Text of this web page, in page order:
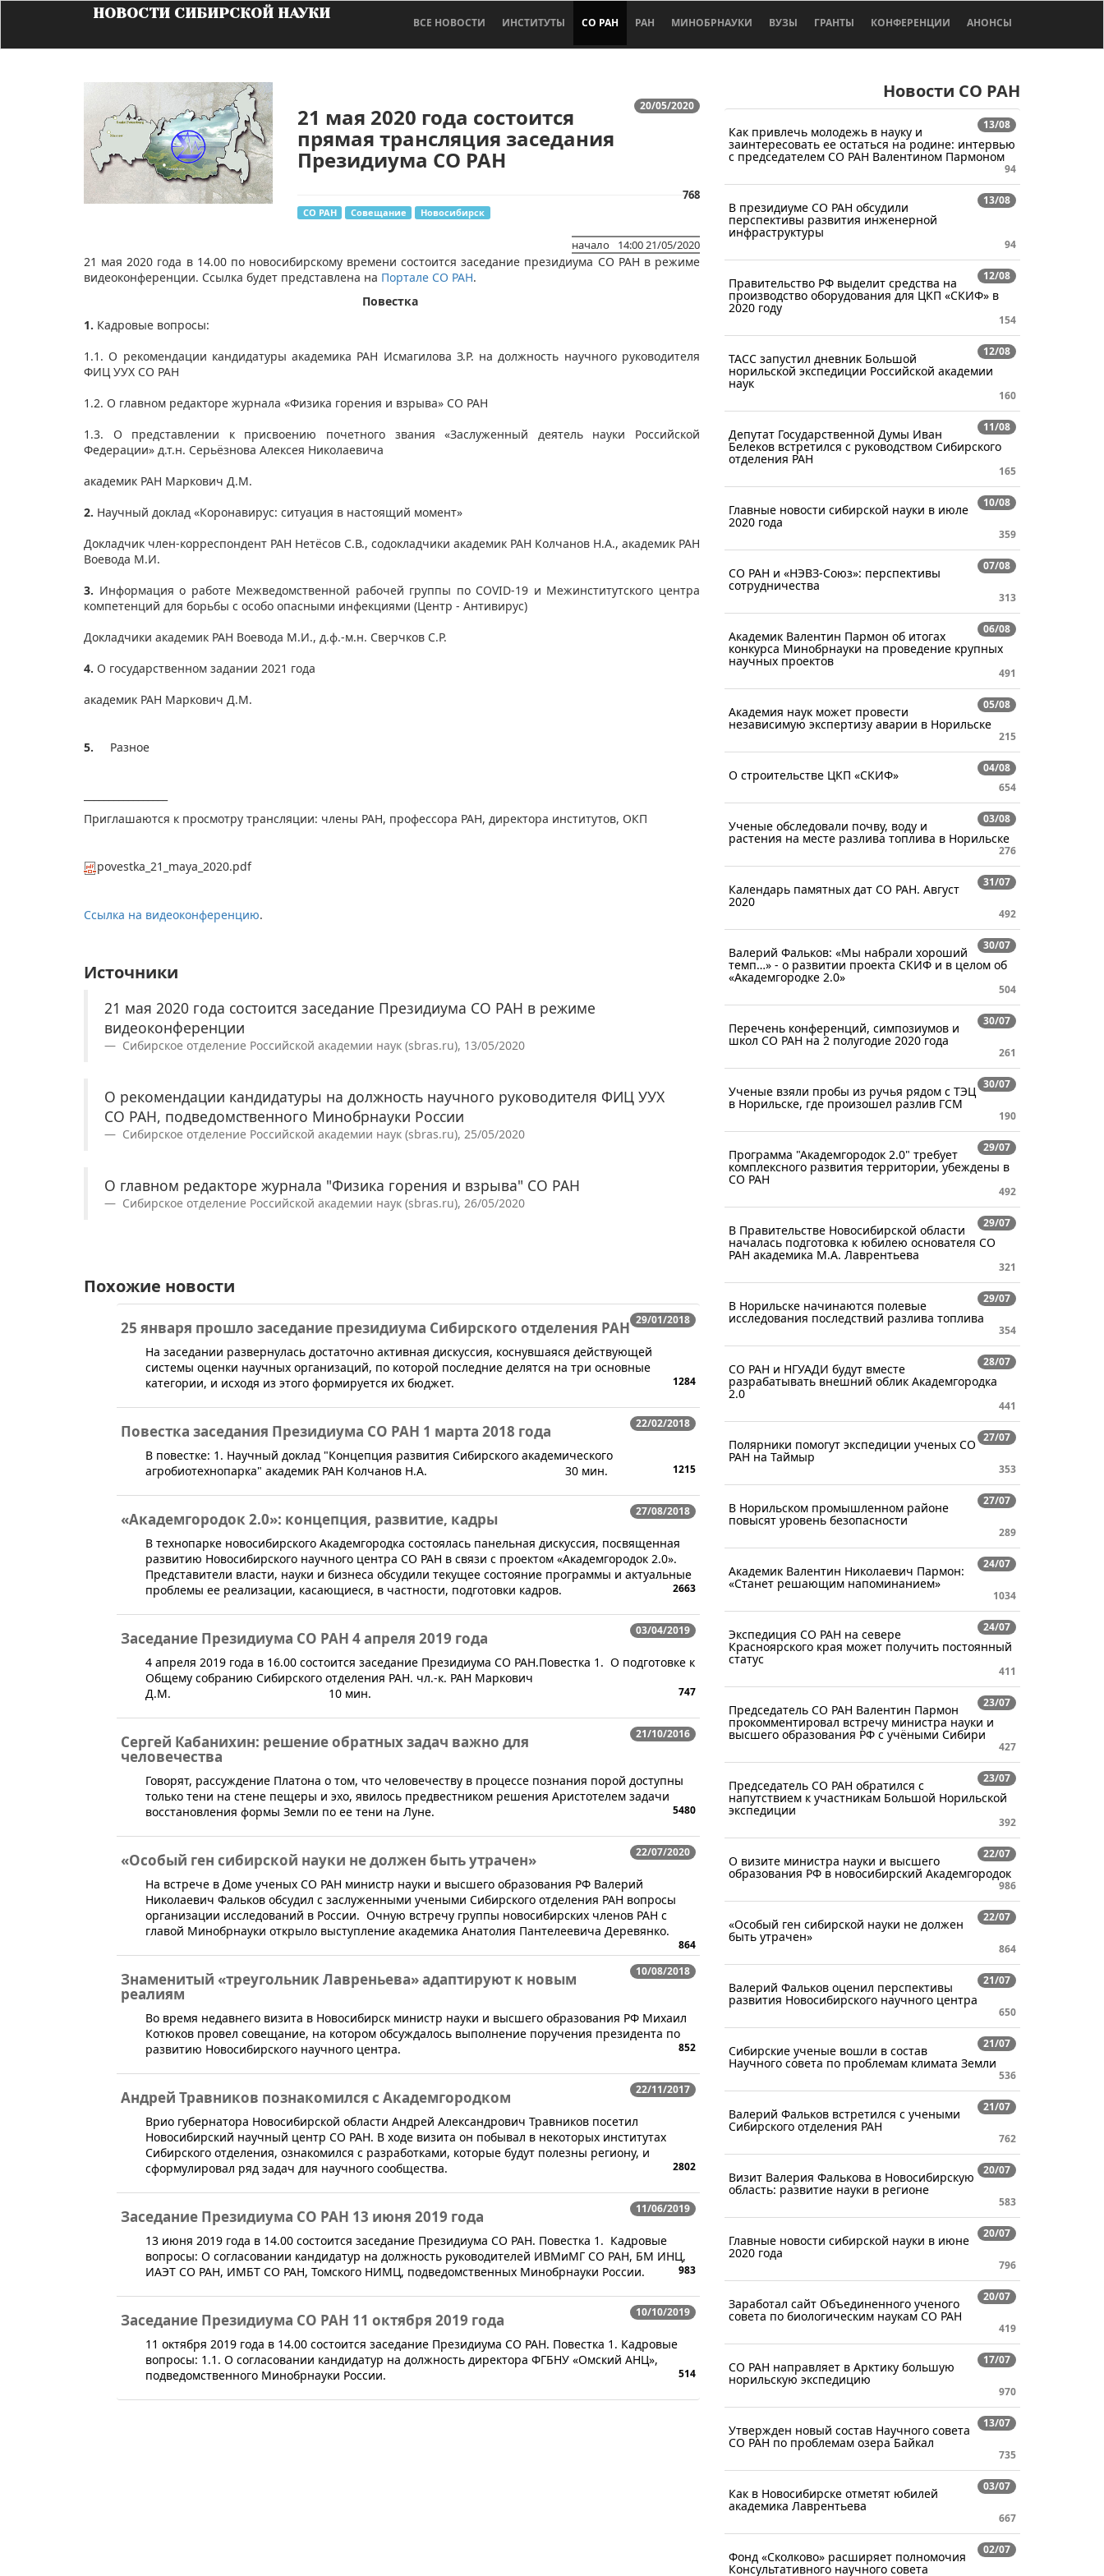
НОВОСТИ СИБИРСКОЙ НАУКИ
ВСЕ НОВОСТИ ИНСТИТУТЫ СО РАН РАН МИНОБРНАУКИ ВУЗЫ ГРАНТЫ КОНФЕРЕНЦИИ АНОНСЫ
20/05/2020
21 мая 2020 года состоится
прямая трансляция заседания
Президиума СО РАН
768
СО РАН Совещание Новосибирск
начало 14:00 21/05/2020
​​​​21 мая 2020 года в 14.00 по новосибирскому времени состоится заседание президиума СО РАН в режиме
видеоконференции. Ссылка будет представлена на Портале СО РАН.
Повестка
1. Кадровые вопросы:
1.1. О рекомендации кандидатуры академика РАН Исмагилова З.Р. на должность научного руководителя
ФИЦ УУХ СО РАН
1.2. О главном редакторе журнала «Физика горения и взрыва» СО РАН
1.3. О представлении к присвоению почетного звания «Заслуженный деятель науки Российской
Федерации» д.т.н. Серьёзнова Алексея Николаевича
академик РАН Маркович Д.М.
2. Научный доклад «Коронавирус: ситуация в настоящий момент»
Докладчик член-корреспондент РАН Нетёсов С.В., содокладчики академик РАН Колчанов Н.А., академик РАН
Воевода М.И.
3. Информация о работе Межведомственной рабочей группы по COVID-19 и Межинститутского центра
компетенций для борьбы с особо опасными инфекциями (Центр - Антивирус)
​Докладчики академик РАН Воевода М.И., д.ф.-м.н. Сверчков С.Р.
4. О государственном задании 2021 года
академик РАН Маркович Д.М.
5. Разное
Приглашаются к просмотру трансляции: члены РАН, профессора РАН, директора институтов, ОКП
povestka_21_maya_2020.pdf
Ссылка на видеоконференци​ю.
Источники
21 мая 2020 года состоится заседание Президиума СО РАН в режиме
видеоконференции
Сибирское отделение Российской академии наук (sbras.ru), 13/05/2020
О рекомендации кандидатуры на должность научного руководителя ФИЦ УУХ
СО РАН, подведомственного Минобрнауки России
Сибирское отделение Российской академии наук (sbras.ru), 25/05/2020
О главном редакторе журнала "Физика горения и взрыва" СО РАН
Сибирское отделение Российской академии наук (sbras.ru), 26/05/2020
Похожие новости
29/01/2018
25 января прошло заседание президиума Сибирского отделения РАН
​На заседании развернулась достаточно активная дискуссия, коснувшаяся действующей
системы оценки научных организаций, по которой последние делятся на три основные
категории, и исходя из этого формируется их бюджет.
1284
22/02/2018
Повестка заседания Президиума СО РАН 1 марта 2018 года
​В повестке: 1. Научный доклад "Концепция развития Сибирского академического
агробиотехнопарка" академик РАН Колчанов Н.А. 30 мин.
1215
27/08/2018
«Академгородок 2.0»: концепция, развитие, кадры
​​В технопарке новосибирского Академгородка состоялась панельная дискуссия, посвященная
развитию Новосибирского научного центра СО РАН в связи с проектом «Академгородок 2.0».
Представители власти, науки и бизнеса обсудили текущее состояние программы и актуальные
проблемы ее реализации, касающиеся, в частности, подготовки кадров.
2663
03/04/2019
Заседание Президиума СО РАН 4 апреля 2019 года
​4 апреля 2019 года в 16.00 состоится заседание Президиума СО РАН.Повестка 1. О подготовке к
Общему собранию Сибирского отделения РАН. чл.-к. РАН Маркович
Д.М. 10 мин.
747
21/10/2016
Сергей Кабанихин: решение обратных задач важно для
человечества
​Говорят, рассуждение Платона о том, что человечеству в процессе познания порой доступны
только тени на стене пещеры и эхо, явилось предвестником решения Аристотелем задачи
восстановления формы Земли по ее тени на Луне.
5480
22/07/2020
«Особый ген сибирской науки не должен быть утрачен»
На встрече в Доме ученых СО РАН министр науки и высшего образования РФ Валерий
Николаевич Фальков обсудил с заслуженными учеными Сибирского отделения РАН вопросы
организации исследований в России. Очную встречу группы новосибирских членов РАН с
главой Минобрнауки открыло выступление академика Анатолия Пантелеевича Деревянко.
864
10/08/2018
Знаменитый «треугольник Лавреньева» адаптируют к новым
реалиям
​Во время недавнего визита в Новосибирск министр науки и высшего образования РФ Михаил
Котюков провел совещание, на котором обсуждалось выполнение поручения президента по
развитию Новосибирского научного центра.
852
22/11/2017
Андрей Травников познакомился с Академгородком
Врио губернатора Новосибирской области Андрей Александрович Травников посетил
Новосибирский научный центр СО РАН. В ходе визита он побывал в некоторых институтах
Сибирского отделения, ознакомился с разработками, которые будут полезны региону, и
сформулировал ряд задач для научного сообщества.
2802
11/06/2019
Заседание Президиума СО РАН 13 июня 2019 года
​13 июня 2019 года в 14.00 состоится заседание Президиума СО РАН. Повестка 1. Кадровые
вопросы: О согласовании кандидатур на должность руководителей ИВМиМГ СО РАН, БМ ИНЦ,
ИАЭТ СО РАН, ИМБТ СО РАН, Томского НИМЦ, подведомственных Минобрнауки России.
983
10/10/2019
Заседание Президиума СО РАН 11 октября 2019 года
​11 октября 2019 года в 14.00 состоится заседание Президиума СО РАН. Повестка 1. Кадровые
вопросы: 1.1. О согласовании кандидатур на должность директора ФГБНУ «Омский АНЦ»,
подведомственного Минобрнауки России.
514
Новости СО РАН
13/08
Как привлечь молодежь в науку и
заинтересовать ее остаться на родине: интервью
с председателем СО РАН Валентином Пармоном
94
13/08
В президиуме СО РАН обсудили
перспективы развития инженерной
инфраструктуры
94
12/08
Правительство РФ выделит средства на
производство оборудования для ЦКП «СКИФ» в
2020 году
154
12/08
ТАСС запустил дневник Большой
норильской экспедиции Российской академии
наук
160
11/08
Депутат Государственной Думы Иван
Белеков встретился с руководством Сибирского
отделения РАН
165
10/08
Главные новости сибирской науки в июле
2020 года
359
07/08
СО РАН и «НЭВЗ-Союз»: перспективы
сотрудничества
313
06/08
Академик Валентин Пармон об итогах
конкурса Минобрнауки на проведение крупных
научных проектов
491
05/08
Академия наук может провести
независимую экспертизу аварии в Норильске
215
04/08
О строительстве ЦКП «СКИФ»
654
03/08
Ученые обследовали почву, воду и
растения на месте разлива топлива в Норильске
276
31/07
Календарь памятных дат СО РАН. Август
2020
492
30/07
Валерий Фальков: «Мы набрали хороший
темп…» - о развитии проекта СКИФ и в целом об
«Академгородке 2.0»
504
30/07
Перечень конференций, симпозиумов и
школ СО РАН на 2 полугодие 2020 года
261
30/07
Ученые взяли пробы из ручья рядом с ТЭЦ
в Норильске, где произошел разлив ГСМ
190
29/07
Программа "Академгородок 2.0" требует
комплексного развития территории, убеждены в
СО РАН
492
29/07
В Правительстве Новосибирской области
началась подготовка к юбилею основателя СО
РАН академика М.А. Лаврентьева
321
29/07
В Норильске начинаются полевые
исследования последствий разлива топлива
354
28/07
СО РАН и НГУАДИ будут вместе
разрабатывать внешний облик Академгородка
2.0
441
27/07
Полярники помогут экспедиции ученых СО
РАН на Таймыр
353
27/07
В Норильском промышленном районе
повысят уровень безопасности
289
24/07
Академик Валентин Николаевич Пармон:
«Станет решающим напоминанием»
1034
24/07
Экспедиция СО РАН на севере
Красноярского края может получить постоянный
статус
411
23/07
Председатель СО РАН Валентин Пармон
прокомментировал встречу министра науки и
высшего образования РФ с учёными Сибири
427
23/07
Председатель СО РАН обратился с
напутствием к участникам Большой Норильской
экспедиции
392
22/07
О визите министра науки и высшего
образования РФ в новосибирский Академгородок
986
22/07
«Особый ген сибирской науки не должен
быть утрачен»
864
21/07
Валерий Фальков оценил перспективы
развития Новосибирского научного центра
650
21/07
Сибирские ученые вошли в состав
Научного совета по проблемам климата Земли
536
21/07
Валерий Фальков встретился с учеными
Cибирского отделения РАН
762
20/07
Визит Валерия Фалькова в Новосибирскую
область: развитие науки в регионе
583
20/07
Главные новости сибирской науки в июне
2020 года
796
20/07
Заработал сайт Объединенного ученого
совета по биологическим наукам СО РАН
419
17/07
СО РАН направляет в Арктику большую
норильскую экспедицию
970
13/07
Утвержден новый состав Научного совета
СО РАН по проблемам озера Байкал
735
03/07
Как в Новосибирске отметят юбилей
академика Лаврентьева
667
02/07
Фонд «Сколково» расширяет полномочия
Консультативного научного совета